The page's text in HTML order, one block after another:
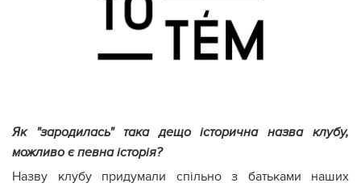
Як "зародилась" така дещо історична назва клубу,
можливо є певна історія?
Назву клубу придумали спільно з батьками наших